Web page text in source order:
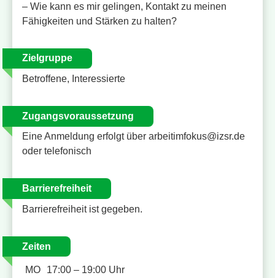
– Wie kann es mir gelingen, Kontakt zu meinen
Fähigkeiten und Stärken zu halten?
Zielgruppe
Betroffene, Interessierte
Zugangsvoraussetzung
Eine Anmeldung erfolgt über arbeitimfokus@izsr.de
oder telefonisch
Barrierefreiheit
Barrierefreiheit ist gegeben.
Zeiten
MO 17:00 – 19:00 Uhr